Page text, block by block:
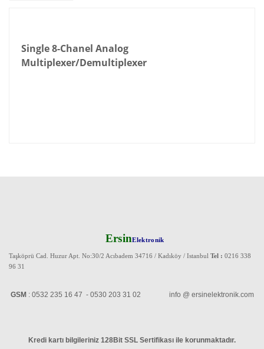
Single 8-Chanel Analog
Multiplexer/Demultiplexer
ErsinElektronik
Taşköprü Cad. Huzur Apt. No:30/2 Acıbadem 34716 / Kadıköy / Istanbul Tel : 0216 338
96 31
GSM : 0532 235 16 47 - 0530 203 31 02 info @ ersinelektronik.com
Kredi kartı bilgileriniz 128Bit SSL Sertifikası ile korunmaktadır.